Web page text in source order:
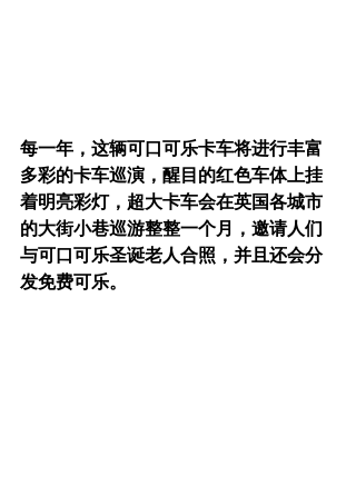
每一年，这辆可口可乐卡车将进行丰富
多彩的卡车巡演，醒目的红色车体上挂
着明亮彩灯，超大卡车会在英国各城市
的大街小巷巡游整整一个月，邀请人们
与可口可乐圣诞老人合照，并且还会分
发免费可乐。